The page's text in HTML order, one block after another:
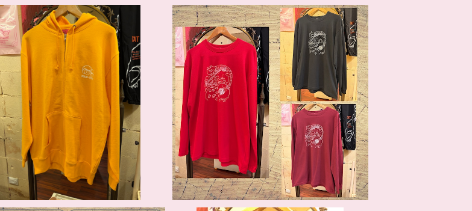
まり屋ロゴジップアップパーカー
¥7,700
SOLD OUT
こころロンT
¥4,290